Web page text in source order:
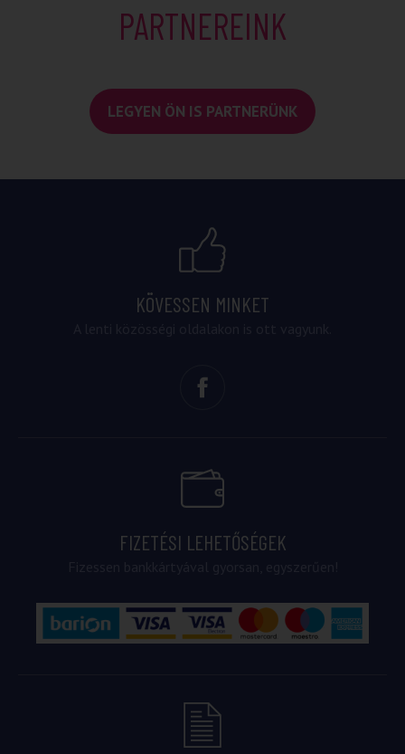
PARTNEREINK
LEGYEN ÖN IS PARTNERÜNK
KÖVESSEN MINKET
FIZETÉSI LEHETŐSÉGEK